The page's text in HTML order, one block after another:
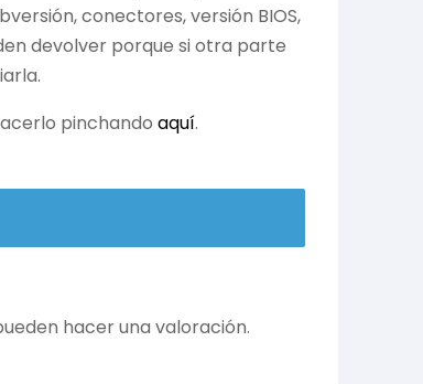
conectores, versión BIOS,
devolver porque si otra parte
pinchando aquí.
hacer una valoración.